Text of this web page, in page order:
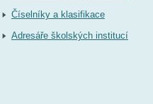
Číselníky a klasifikace
Adresáře školských institucí